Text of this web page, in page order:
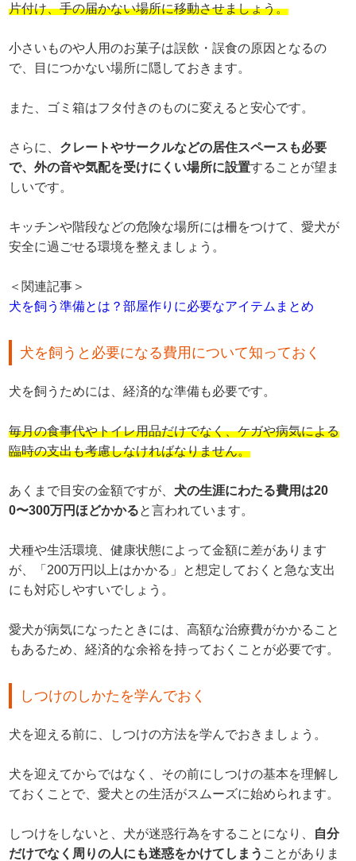
片付け、手の届かない場所に移動させましょう。
小さいものや人用のお菓子は誤飲・誤食の原因となるの
で、目につかない場所に隠しておきます。
また、ゴミ箱はフタ付きのものに変えると安心です。
さらに、 クレートやサークルなどの居住スペースも必要
で、外の音や気配を受けにくい場所に設置することが望ま
しいです。
キッチンや階段などの危険な場所には柵をつけて、愛犬が
安全に過ごせる環境を整えましょう。
＜関連記事＞
犬を飼う準備とは？部屋作りに必要なアイテムまとめ
犬を飼うと必要になる費用について知っておく
犬を飼うためには、経済的な準備も必要です。
毎月の食事代やトイレ用品だけでなく、ケガや病気による
臨時の支出も考慮しなければなりません。
あくまで目安の金額ですが、 犬の生涯にわたる費用は20
0〜300万円ほどかかると言われています。
犬種や生活環境、健康状態によって金額に差があります
が、「200万円以上はかかる」と想定しておくと急な支出
にも対応しやすいでしょう。
愛犬が病気になったときには、高額な治療費がかかること
もあるため、経済的な余裕を持っておくことが必要です。
しつけのしかたを学んでおく
犬を迎える前に、しつけの方法を学んでおきましょう。
犬を迎えてからではなく、その前にしつけの基本を理解し
ておくことで、愛犬との生活がスムーズに始められます。
しつけをしないと、犬が迷惑行為をすることになり、
自分
だけでなく周りの人にも迷惑をかけてしまう ことがありま